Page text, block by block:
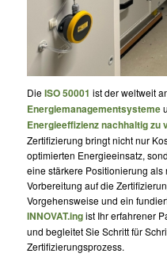
DieISO 50001 ist der weltweit
Energiemanagementsysteme
Energieeffizienz nachhaltig zu
Zertifizierung bringt nicht nur
optimierten Energieeinsatz,
eine stärkere Positionierung
Vorbereitung auf die
Vorgehensweise und ein
INNOVAT.ingist Ihr erfahrener
und begleitet Sie Schritt für
Zertifizierungsprozess.